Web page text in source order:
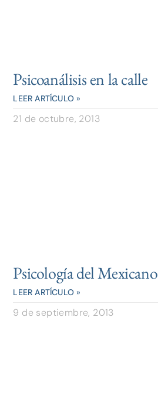
Psicoanálisis en la calle
LEER ARTÍCULO »
21 de octubre, 2013
Psicología del Mexicano
LEER ARTÍCULO »
9 de septiembre, 2013